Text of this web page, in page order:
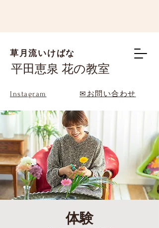
草月流いけばな
平田恵泉 花の教室
Instagram ✉お問い合わせ
体験